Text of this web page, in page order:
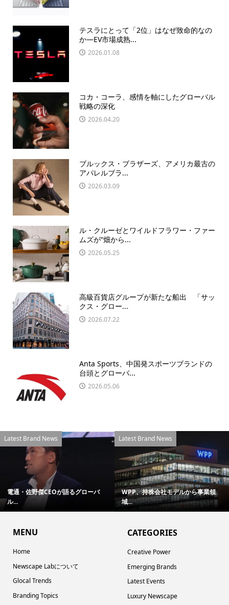
テスラにとって「2位」はなぜ致命的なの
か―EV市場成熟...
2026.01.08
コカ・コーラ、感情を軸にしたグローバル
戦略の深化
2026.04.20
ブルックス・ブラザーズ、アメリカ最古の
アパレルブラ...
2026.03.09
ル・クルーゼとワイルドフラワー・ファー
ムズが“畑から...
2026.05.25
高級百貨店グループが新たな船出 「サッ
クス・グロー...
2026.07.22
Anta Sports、中国発スポーツブランドの
台頭とグローバ...
2026.05.06
Latest Brand News
電通・佐野傑CEOが語るグローバ
ル...
Latest Brand News
WPP、持株会社モデルから事業領
域...
MENU
Home
Newscape Labについて
Glocal Trends
Branding Topics
CATEGORIES
Creative Power
Emerging Brands
Latest Events
Luxury Newscape